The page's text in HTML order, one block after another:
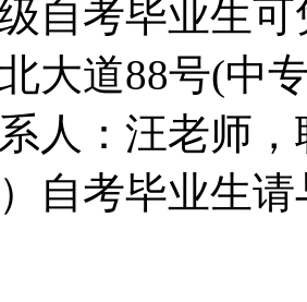
自考毕业生
大道88号(中
人：汪老师
）自考毕业生